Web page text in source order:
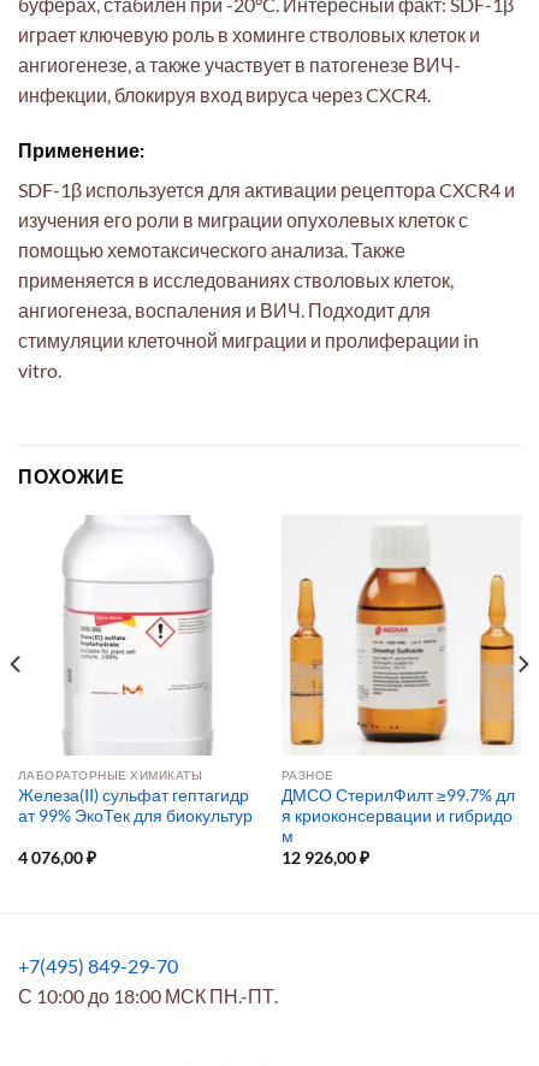
играет ключевую роль в хоминге стволовых клеток и
ангиогенезе, а также участвует в патогенезе ВИЧ-
инфекции, блокируя вход вируса через CXCR4.
Применение:
SDF-1β используется для активации рецептора CXCR4 и
изучения его роли в миграции опухолевых клеток с
помощью хемотаксического анализа. Также
применяется в исследованиях стволовых клеток,
ангиогенеза, воспаления и ВИЧ. Подходит для
стимуляции клеточной миграции и пролиферации in
vitro.
ПОХОЖИЕ
ЛАБОРАТОРНЫЕ ХИМИКАТЫ
Железа(II) сульфат гептагидр
ат 99% ЭкоТек для биокультур
4 076,00₽
РАЗНОЕ
ДМСО СтерилФилт ≥99.7% дл
я криоконсервации и гибридо
м
12 926,00₽
+7(495) 849-29-70
С 10:00 до 18:00 МСК ПН.-ПТ.